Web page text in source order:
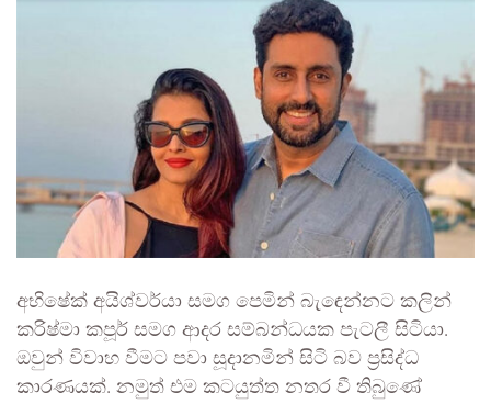
අභිෂේක් අයිශ්වර්යා සමග පෙමින් බැඳෙන්නට කලින්
කරිෂ්මා කපූර් සමග ආදර සම්බන්ධයක පැටලී සිටියා.
ඔවුන් විවාහ වීමට පවා සූදානමින් සිටි බව ප්‍රසිද්ධ
කාරණයක්. නමුත් එම කටයුත්ත නතර වී තිබුණේ